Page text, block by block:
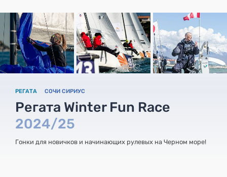
РЕГАТА СОЧИ СИРИУС
Регата Winter Fun Race
2024/25
Гонки для новичков и начинающих рулевых на Черном море!